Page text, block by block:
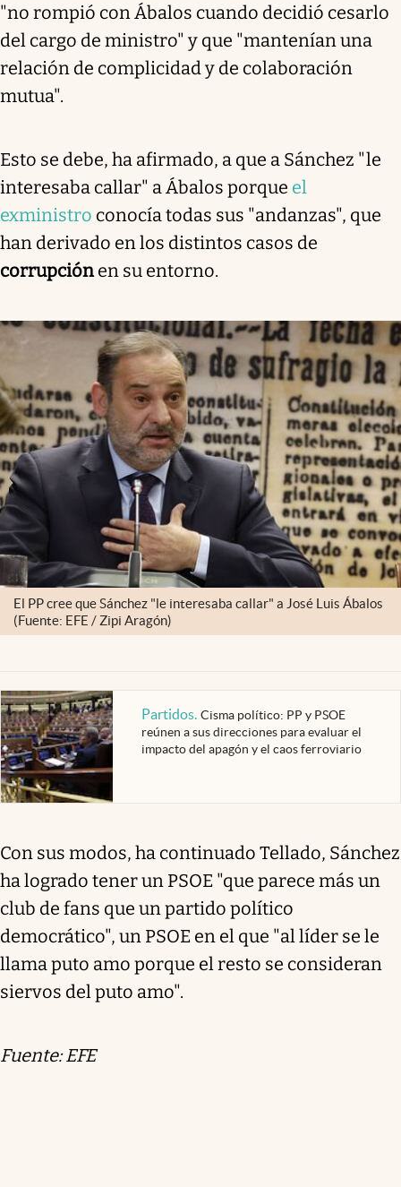
"no rompió con Ábalos cuando decidió cesarlo
del cargo de ministro" y que "mantenían una
relación de complicidad y de colaboración
mutua".
Esto se debe, ha afirmado, a que a Sánchez "le
interesaba callar" a Ábalos porque el
exministro conocía todas sus "andanzas", que
han derivado en los distintos casos de
corrupción en su entorno.
El PP cree que Sánchez "le interesaba callar" a José Luis Ábalos
(Fuente: EFE / Zipi Aragón)
Partidos. Cisma político: PP y PSOE
reúnen a sus direcciones para evaluar el
impacto del apagón y el caos ferroviario
Con sus modos, ha continuado Tellado, Sánchez
ha logrado tener un PSOE "que parece más un
club de fans que un partido político
democrático", un PSOE en el que "al líder se le
llama puto amo porque el resto se consideran
siervos del puto amo".
Fuente: EFE